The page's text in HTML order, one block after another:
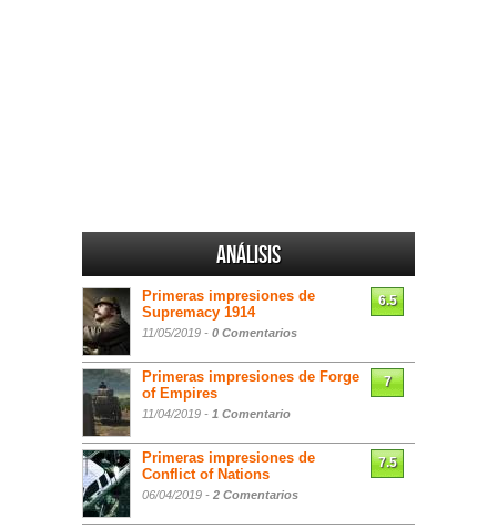
Análisis
Primeras impresiones de
Supremacy 1914
11/05/2019 - 0 Comentarios
6.5
Primeras impresiones de Forge
of Empires
11/04/2019 - 1 Comentario
7
Primeras impresiones de
Conflict of Nations
06/04/2019 - 2 Comentarios
7.5